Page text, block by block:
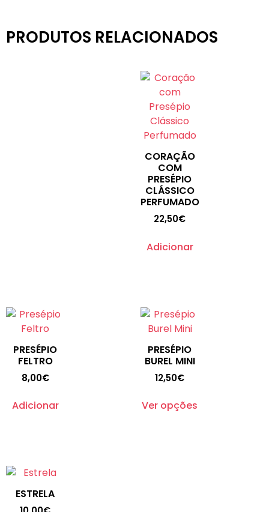
PRODUTOS RELACIONADOS
CORAÇÃO
COM
PRESÉPIO
CLÁSSICO
PERFUMADO
22,50€
Adicionar
PRESÉPIO
FELTRO
8,00€
Adicionar
PRESÉPIO
BUREL MINI
12,50€
Ver opções
ESTRELA